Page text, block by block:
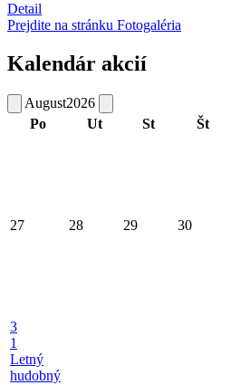
Detail
Prejdite na stránku Fotogaléria
Kalendár akcií
August2026
Po
Ut St Št
27 28 29 30
3
1
Letný
hudobný